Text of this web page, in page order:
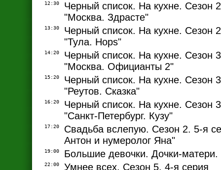
12:30
Черный список. На кухне. Сезон
"Москва. Здрасте"
13:30
Черный список. На кухне. Сезон
"Тула. Hops"
14:20
Черный список. На кухне. Сезон
"Москва. Официанты 2"
15:20
Черный список. На кухне. Сезон
"Реутов. Сказка"
16:20
Черный список. На кухне. Сезон
"Санкт-Петербург. Кузу"
17:20
Свадьба вслепую. Сезон 2. 5-я
Антон и нумеролог Яна"
19:00 Большие девочки. Дочки-
22:00 Умнее всех. Сезон 5. 4-я серия